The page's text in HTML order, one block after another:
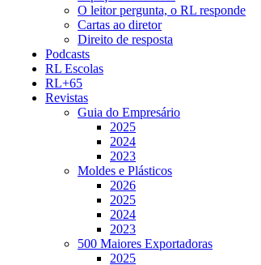
O leitor pergunta, o RL responde
Cartas ao diretor
Direito de resposta
Podcasts
RL Escolas
RL+65
Revistas
Guia do Empresário
2025
2024
2023
Moldes e Plásticos
2026
2025
2024
2023
500 Maiores Exportadoras
2025